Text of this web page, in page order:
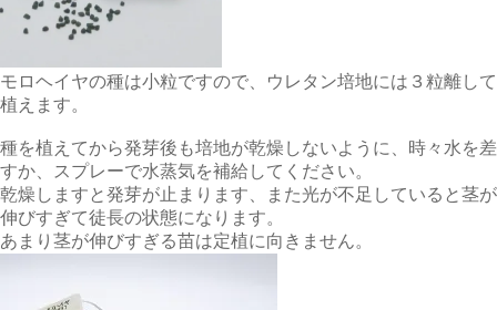
モロヘイヤの種は小粒ですので、ウレタン培地には３粒離して
植えます。
種を植えてから発芽後も培地が乾燥しないように、時々水を差
すか、スプレーで水蒸気を補給してください。
乾燥しますと発芽が止まります、また光が不足していると茎が
伸びすぎて徒長の状態になります。
あまり茎が伸びすぎる苗は定植に向きません。